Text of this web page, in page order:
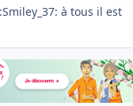
à tous il est